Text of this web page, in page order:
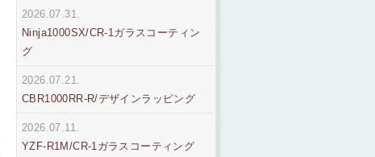
2026.07.31.
Ninja1000SX/CR-1ガラスコーティン
グ
2026.07.21.
CBR1000RR-R/デザインラッピング
2026.07.11.
YZF-R1M/CR-1ガラスコーティング